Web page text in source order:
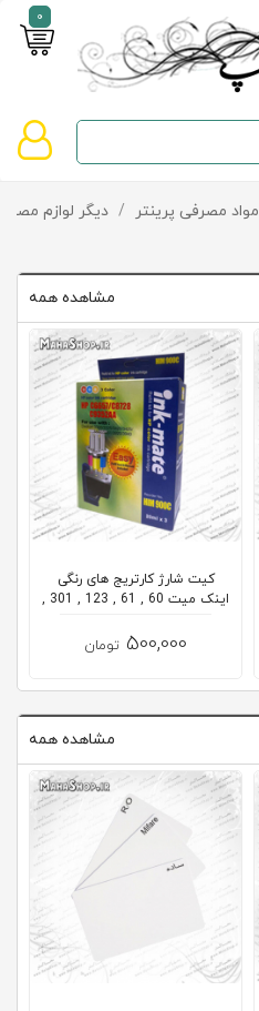
0
صفحه
دسته‌بندی
تخفیف‌ها
و
پیشنهادها
تماس
کلاب
محاشاپ
مواد مصرفی پرینتر / دیگر لوازم
مشاهده همه
کیت شارژ کارتریج های رنگی
اینک میت 60 , 61 , 123 , 301 ,
500,000 تومان
مشاهده همه